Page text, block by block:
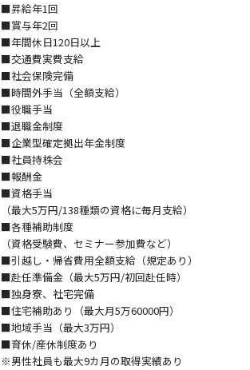
■昇給年1回
■賞与年2回
■年間休日120日以上
■交通費実費支給
■社会保険完備
■時間外手当（全額支給）
■役職手当
■退職金制度
■企業型確定拠出年金制度
■社員持株会
■報酬金
■資格手当
（最大5万円/138種類の資格に毎月支給）
■各種補助制度
（資格受験費、セミナー参加費など）
■引越し・帰省費用全額支給（規定あり）
■赴任準備金（最大5万円/初回赴任時）
■独身寮、社宅完備
■住宅補助あり（最大月5万60000円）
■地域手当（最大3万円）
■育休/産休制度あり
※男性社員も最大9カ月の取得実績あり